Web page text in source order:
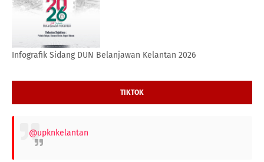
Infografik Sidang DUN Belanjawan Kelantan 2026
TIKTOK
@upknkelantan